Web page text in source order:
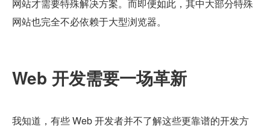
网站才需要特殊解决方案。而即便如此，其中大部分特殊
网站也完全不必依赖于大型浏览器。
Web 开发需要一场革新
我知道，有些 Web 开发者并不了解这些更靠谱的开发方